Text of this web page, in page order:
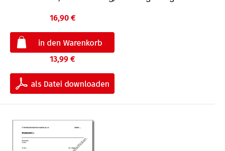
16,90 €
13,99 €